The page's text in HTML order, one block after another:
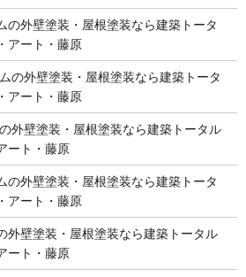
の外壁塗装・屋根塗装なら建築トータ
アート・藤原
の外壁塗装・屋根塗装なら建築トータ
アート・藤原
外壁塗装・屋根塗装なら建築トータル
ート・藤原
の外壁塗装・屋根塗装なら建築トータ
アート・藤原
外壁塗装・屋根塗装なら建築トータル
ート・藤原